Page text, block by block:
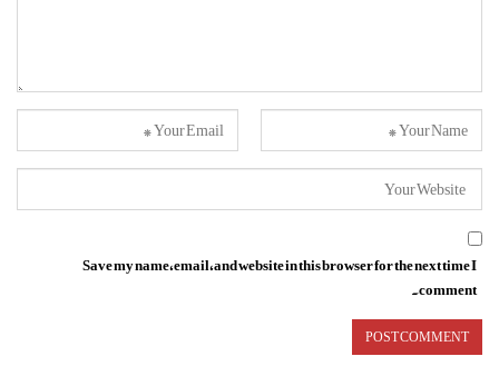
Save my name, email, and website in this browser for the next time I
comment.